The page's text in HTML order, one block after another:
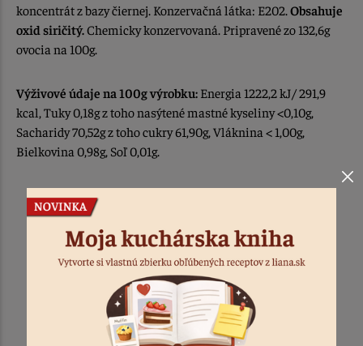
koncentrát z bazy čiernej. Konzervačná látka: E202. Obsahuje
oxid siričitý. Chemicky konzervovaná. Pripravené zo 132,6g
ovocia na 100g.
Výživové údaje na 100g výrobku: Energia 1222,2 kJ/ 291,9
kcal, Tuky 0,18g z toho nasýtené mastné kyseliny <0,10g,
Sacharidy 70,52g z toho cukry 61,90g, Vláknina < 1,00g,
Bielkovina 0,98g, Soľ 0,01g.
hmotnosť: 1,2 kg
krajina pôvodu / vyrobené: na Slovensku